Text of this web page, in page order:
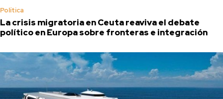
Política
La crisis migratoria en Ceuta reaviva el debate
político en Europa sobre fronteras e integración